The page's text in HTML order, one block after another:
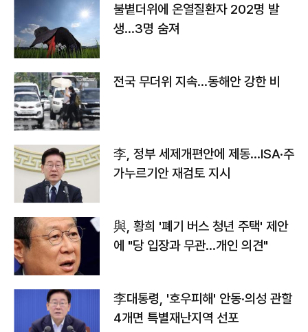
불볕더위에 온열질환자 202명 발
생…3명 숨져
전국 무더위 지속…동해안 강한 비
李, 정부 세제개편안에 제동…ISA·주
가누르기안 재검토 지시
與, 황희 '폐기 버스 청년 주택' 제안
에 "당 입장과 무관…개인 의견"
李대통령, '호우피해' 안동·의성 관할
4개면 특별재난지역 선포